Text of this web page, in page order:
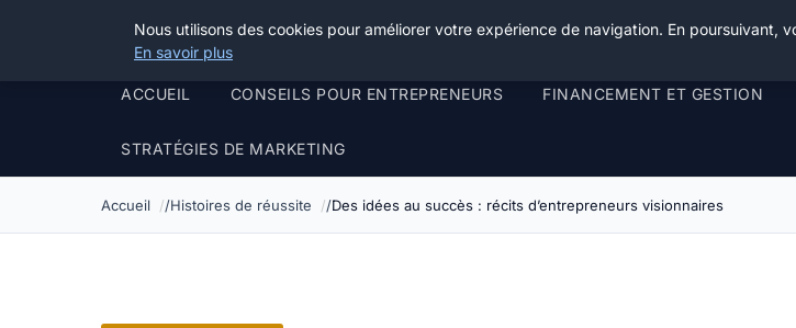
Henry Panky
ACCUEIL CONSEILS POUR ENTREPRENEURS FINANCEMENT ET GESTION
STRATÉGIES DE MARKETING
Accueil Histoires de réussite Des idées au succès : récits d’entrepreneurs visionnaires
Nous utilisons des cookies pour améliorer votre expérience de navigation. En poursuivant,
En savoir plus